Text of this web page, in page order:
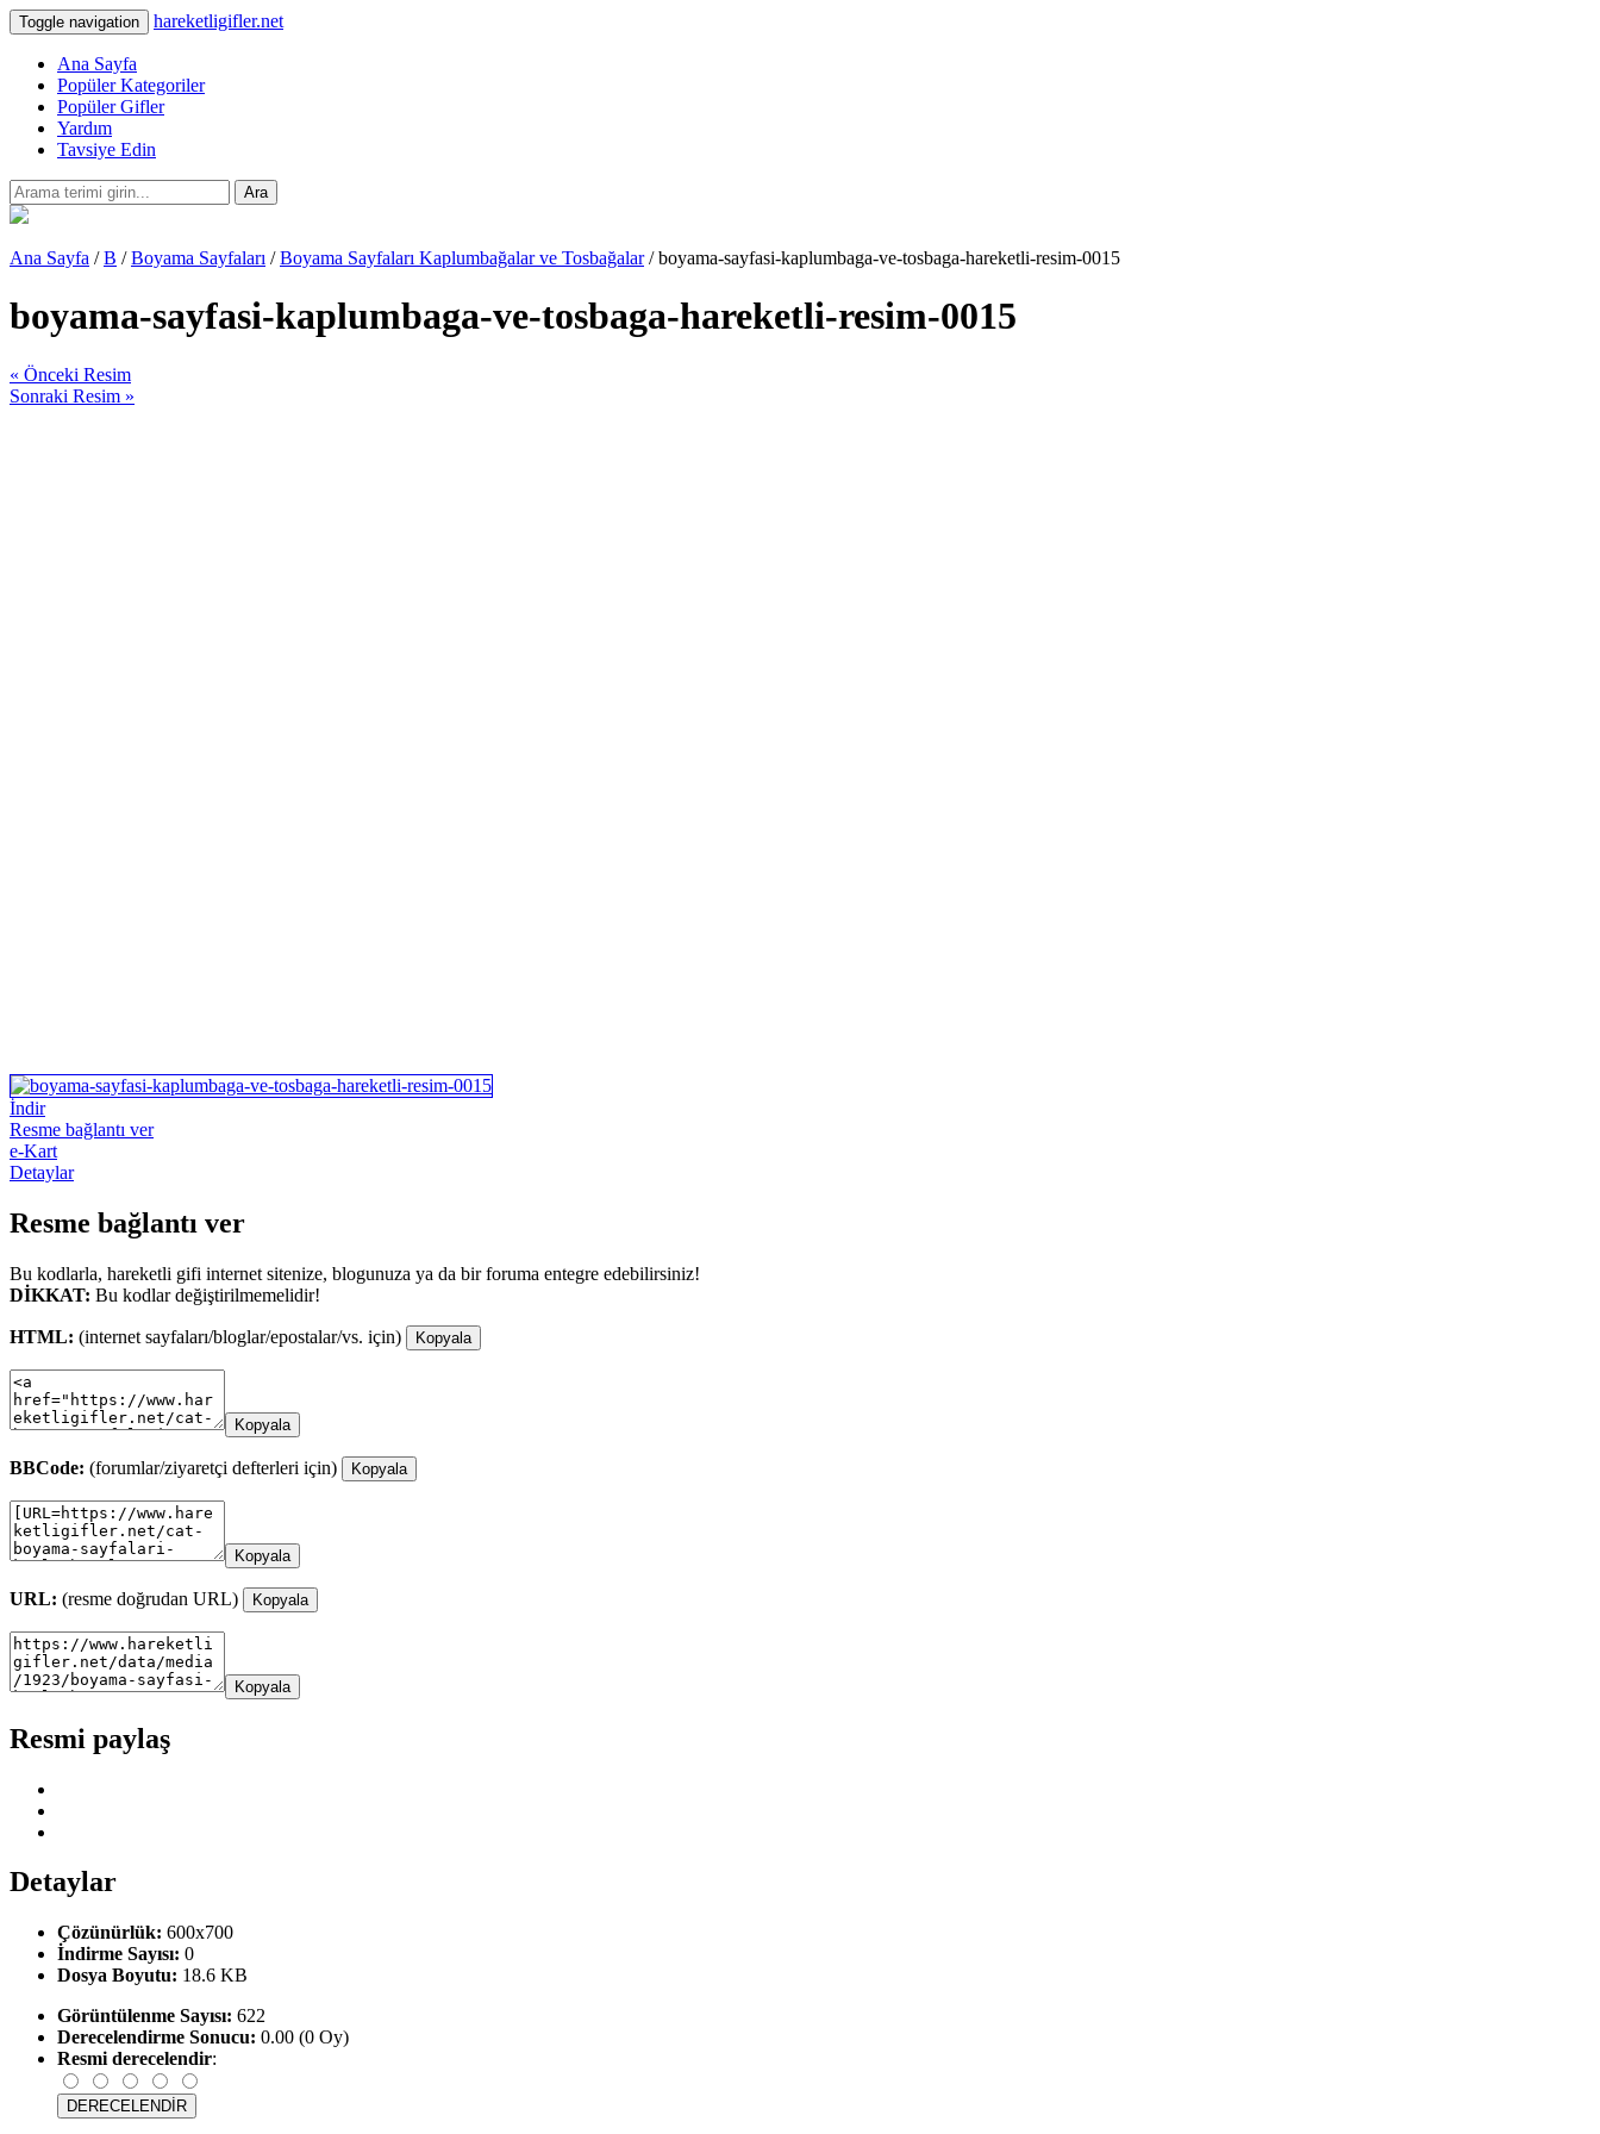
Toggle navigation hareketligifler.net
Ana Sayfa
Popüler Kategoriler
Popüler Gifler
Yardım
Tavsiye Edin
Ara
Ana Sayfa /B /Boyama Sayfaları /Boyama Sayfaları Kaplumbağalar ve Tosbağalar/ boyama-sayfasi-kaplumbaga-ve-tosbaga-hareketli-resim-0015
boyama-sayfasi-kaplumbaga-ve-tosbaga-hareketli-resim-0015
« Önceki Resim
Sonraki Resim »
İndir
Resme bağlantı ver
e-Kart
Detaylar
Resme bağlantı ver
Bu kodlarla, hareketli gifi internet sitenize, blogunuza ya da bir foruma entegre edebilirsiniz!
DİKKAT: Bu kodlar değiştirilmemelidir!
HTML: (internet sayfaları/bloglar/epostalar/vs. için) Kopyala
Kopyala
BBCode: (forumlar/ziyaretçi defterleri için) Kopyala
Kopyala
URL: (resme doğrudan URL) Kopyala
Kopyala
Resmi paylaş
Detaylar
Çözünürlük: 600x700
İndirme Sayısı: 0
Dosya Boyutu: 18.6 KB
Görüntülenme Sayısı: 622
Derecelendirme Sonucu: 0.00 (0 Oy)
Resmi derecelendir: